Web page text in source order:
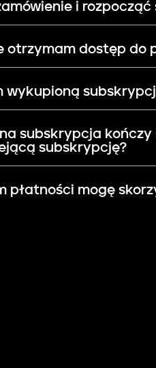
i
otrzymam dostęp do
wykupioną
subskrypcja kończy
subskrypcję?
płatności mogę